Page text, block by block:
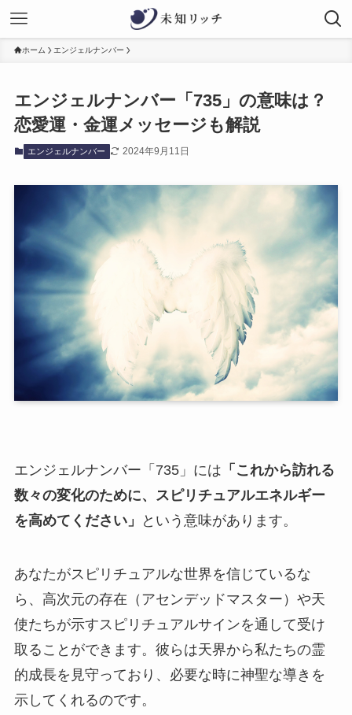
ホーム エンジェルナンバー
エンジェルナンバー「735」の意味は？
恋愛運・金運メッセージも解説
エンジェルナンバー 2024年9月11日
エンジェルナンバー「735」には 「これから訪れる
数々の変化のために、スピリチュアルエネルギー
を高めてください」
という意味があります。
あなたがスピリチュアルな世界を信じているな
ら、高次元の存在（アセンデッドマスター）や天
使たちが示すスピリチュアルサインを通して受け
取ることができます。彼らは天界から私たちの霊
的成長を見守っており、必要な時に神聖な導きを
示してくれるのです。